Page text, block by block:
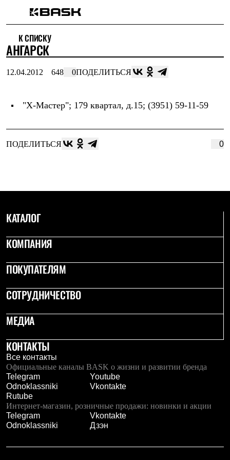
Интернет-магазин
Мужская одежда
Утепленная пухом
Куртки
Брюки
Утепленная синтетикой
Куртки
Брюки
Жилеты
Теплое термобелье
Легкое термобелье
Лёгкая одежда
Рубашки
Толстовки
Брюки
Шорты
Утепленная пухом
Куртки
Брюки
Жилеты
Утепленная синтетикой
Куртки
Брюки
Штормовая одежда
Куртки
Софтшелл одежда
Брюки
К СПИСКУ
АНГАРСК
12.04.2012 648 0ПОДЕЛИТЬСЯ
"Х-Мастер"; 179 квартал, д.15; (3951) 59-11-59
ПОДЕЛИТЬСЯ 0
КАТАЛОГ
КОМПАНИЯ
ПОКУПАТЕЛЯМ
СОТРУДНИЧЕСТВО
МЕДИА
КОНТАКТЫ
Все контакты
Официальные каналы BASK о жизни и развитии бренда
Telegram
Youtube
Odnoklassniki
Vkontakte
Rutube
Интернет-магазин, розничные продажи: новинки и акции
Telegram
Vkontakte
Odnoklassniki
Дзэн